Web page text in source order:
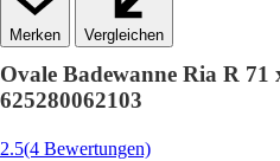
Vergleichen
Ovale Badewanne Ria R 71
625280062103
2.5(4 Bewertungen)